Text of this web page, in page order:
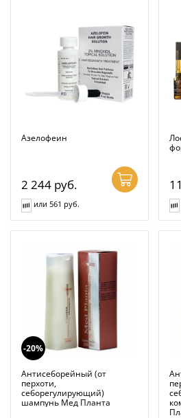
Азелофеин
2 244 руб.
или 561 руб.
-20%
Антисеборейный (от
перхоти,
себорегулирующий)
шампунь Мед Планта